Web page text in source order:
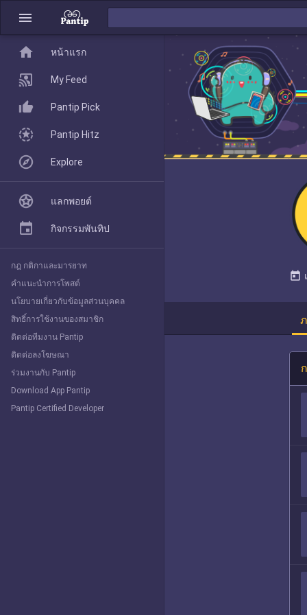
menu
today
home
Pantip Pick
Explore
home หน้าแรก
My Feed
Pantip Pick
Pantip Hitz
Explore
แลกพอยต์
กิจกรรมพันทิป
กฎ กติกาและมารยาท
คำแนะนำการโพสต์
นโยบายเกี่ยวกับข้อมูลส่วนบุคคล
สิทธิ์การใช้งานของสมาชิก
ติดต่อทีมงาน Pantip
ติดต่อลงโฆษณา
ร่วมงานกับ Pantip
Download App Pantip
Pantip Certified Developer